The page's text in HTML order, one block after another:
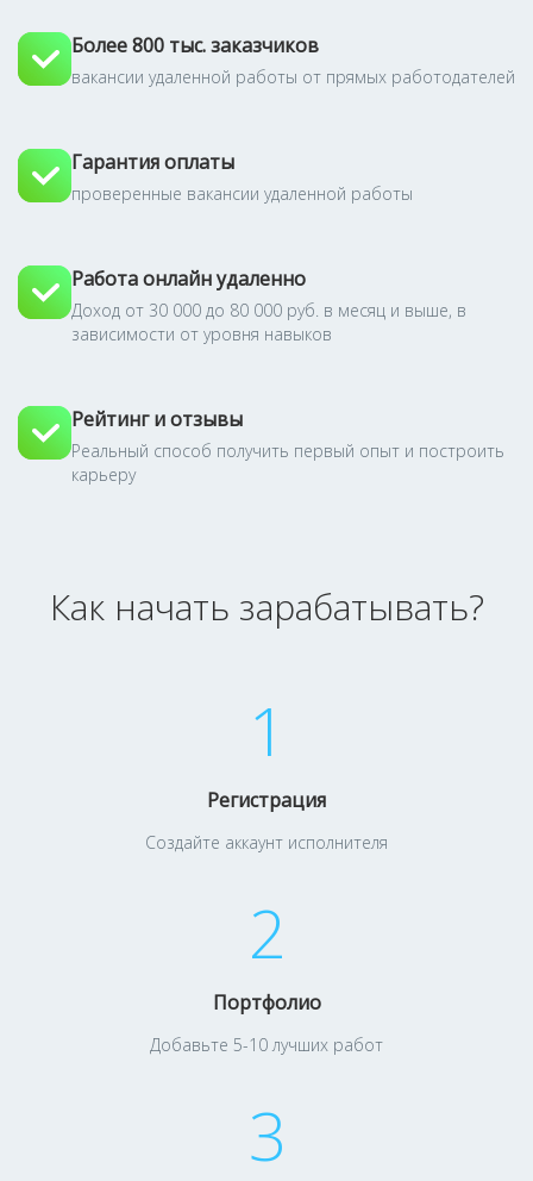
Более 800 тыс. заказчиков
вакансии удаленной работы от прямых работодателей
Гарантия оплаты
проверенные вакансии удаленной работы
Работа онлайн удаленно
Доход от 30 000 до 80 000 руб. в месяц и выше, в
зависимости от уровня навыков
Рейтинг и отзывы
Реальный способ получить первый опыт и построить
карьеру
Как начать зарабатывать?
1
Регистрация
Создайте аккаунт исполнителя
2
Портфолио
Добавьте 5-10 лучших работ
3